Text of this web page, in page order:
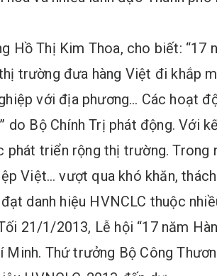
Thị Kim Thoa, cho biết: “17
trường đưa hàng Việt đi khắp
với địa phương… Các hoạt
do Bộ Chính Trị phát động. Với
triển rộng thị trường. Trong
Việt… vượt qua khó khăn,
danh hiệu HVNCLC thuộc
21/1/2013, Lễ hội “17 năm
Thứ trưởng Bộ Công